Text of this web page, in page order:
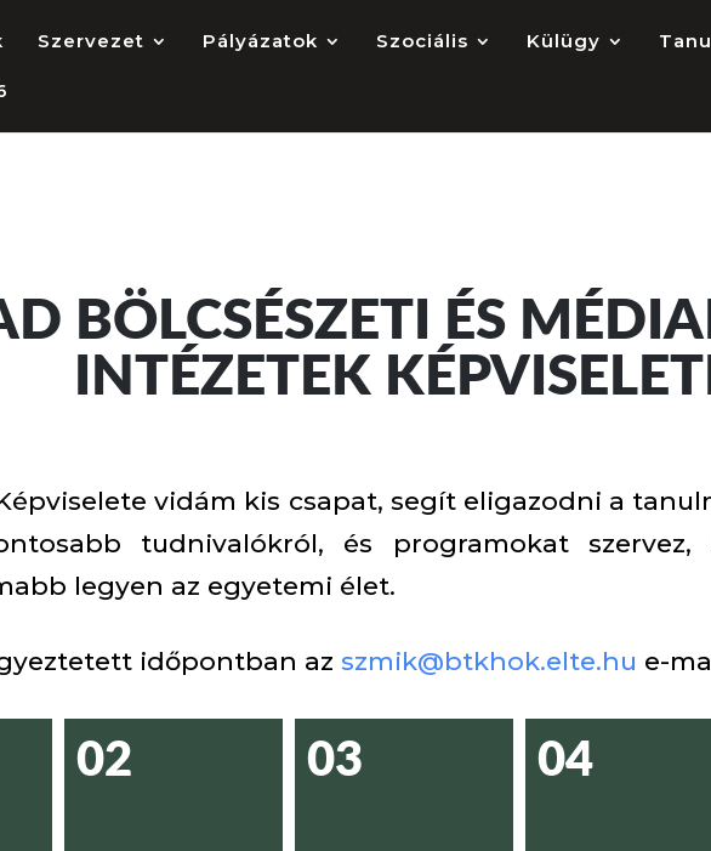
Szervezet Pályázatok Szociális Külügy
BÖLCSÉSZETI ÉS
INTÉZETEK
vidám kis csapat, segít eligazodni a
tudnivalókról, és programokat szervez,
legyen az egyetemi élet.
időpontban azszmik@btkhok.elte.hu e-
02 03 04